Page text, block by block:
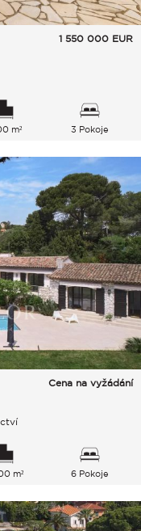
1 550 000 EUR
m² 3 Pokoje
Cena na vyžádání
m² 6 Pokoje